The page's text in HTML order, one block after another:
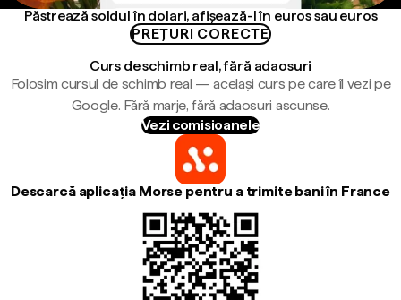
Păstrează soldul în dolari, afișează-l în euros sau euros
PREȚURI CORECTE
Curs de schimb real, fără adaosuri
Folosim cursul de schimb real — același curs pe care îl vezi pe
Google. Fără marje, fără adaosuri ascunse.
Vezi comisioanele
Descarcă aplicația Morse pentru a trimite bani în France